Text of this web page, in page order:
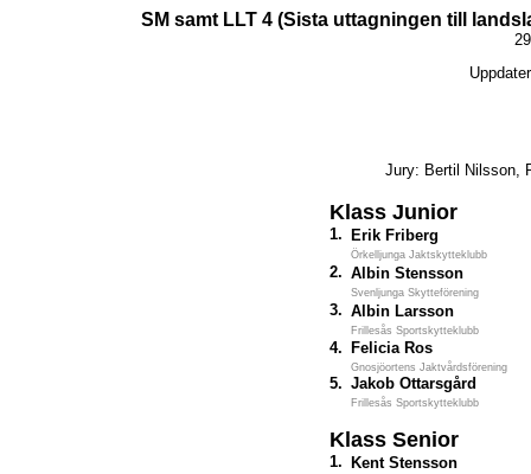
SM samt LLT 4 (Sista uttagningen till
Jury: Bertil Nilsson,
Klass Junior
1. Erik Friberg
Örkelljunga Jaktskytteklubb
2. Albin Stensson
Svenljunga Skytteförening
3. Albin Larsson
Frillesås Sportskytteklubb
4. Felicia Ros
Gnosjöortens Jaktvårdsförening
5. Jakob Ottarsgård
Frillesås Sportskytteklubb
Klass Senior
1. Kent Stensson